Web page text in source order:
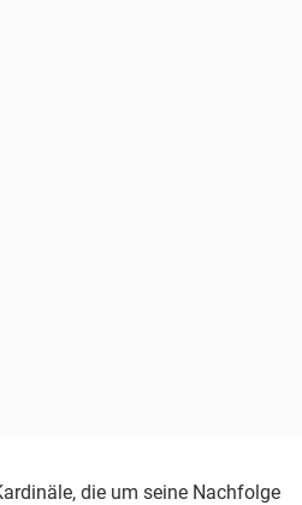
die um seine Nachfolge